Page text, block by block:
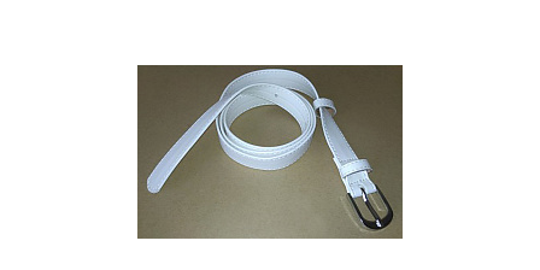
Недоступно